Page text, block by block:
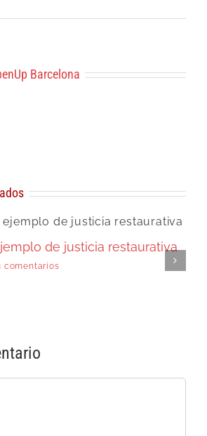
Barcelona
de justicia restaurativa
comentarios